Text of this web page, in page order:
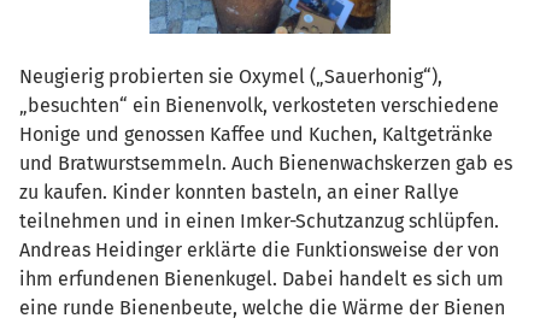
Neugierig probierten sie Oxymel („Sauerhonig“),
„besuchten“ ein Bienenvolk, verkosteten verschiedene
Honige und genossen Kaffee und Kuchen, Kaltgetränke
und Bratwurstsemmeln. Auch Bienenwachskerzen gab es
zu kaufen. Kinder konnten basteln, an einer Rallye
teilnehmen und in einen Imker-Schutzanzug schlüpfen.
Andreas Heidinger erklärte die Funktionsweise der von
ihm erfundenen Bienenkugel. Dabei handelt es sich um
eine runde Bienenbeute, welche die Wärme der Bienen